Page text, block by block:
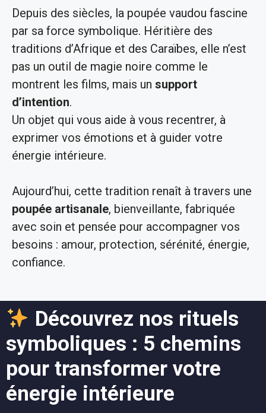
Depuis des siècles, la poupée vaudou fascine
par sa force symbolique. Héritière des
traditions d’Afrique et des Caraïbes, elle n’est
pas un outil de magie noire comme le
montrent les films, mais un support
d’intention.
Un objet qui vous aide à vous recentrer, à
exprimer vos émotions et à guider votre
énergie intérieure.
Aujourd’hui, cette tradition renaît à travers une
poupée artisanale, bienveillante, fabriquée
avec soin et pensée pour accompagner vos
besoins : amour, protection, sérénité, énergie,
confiance.
Découvrez nos rituels
symboliques : 5 chemins
pour transformer votre
énergie intérieure